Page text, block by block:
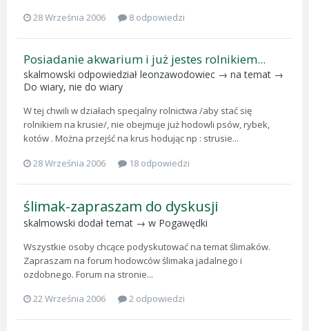
28 Września 2006
8 odpowiedzi
Posiadanie akwarium i już jestes rolnikiem...
skalmowski odpowiedział leonzawodowiec → na temat →
Do wiary, nie do wiary
W tej chwili w działach specjalny rolnictwa /aby stać się
rolnikiem na krusie/, nie obejmuje już hodowli psów, rybek,
kotów . Można przejść na krus hodując np : strusie...
28 Września 2006
18 odpowiedzi
ślimak-zapraszam do dyskusji
skalmowski dodał temat → w Pogawędki
Wszystkie osoby chcące podyskutować na temat ślimaków.
Zapraszam na forum hodowców ślimaka jadalnego i
ozdobnego. Forum na stronie...
22 Września 2006
2 odpowiedzi